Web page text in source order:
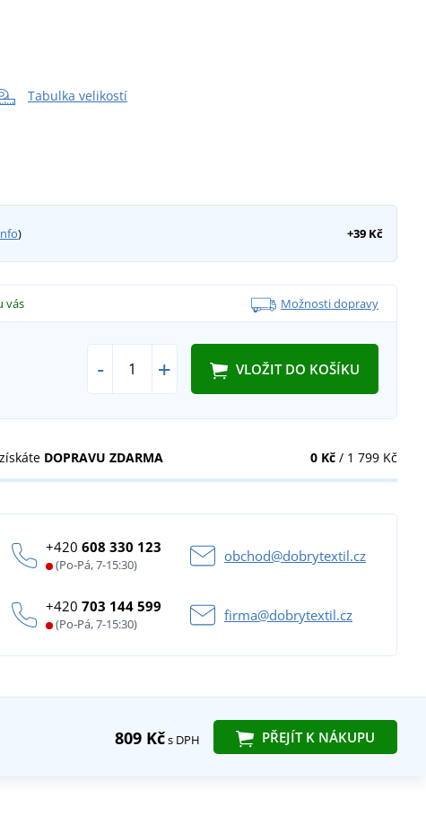
Tabulka velikostí
) +39 Kč
vás Možnosti dopravy
- + VLOŽIT DO KOŠÍKU
0 Kč/ 1 799 Kč
DOPRAVU ZDARMA
+420608 330 123
(Po-Pá, 7-15:30)
obchod@dobrytextil.cz
+420703 144 599
(Po-Pá, 7-15:30)
firma@dobrytextil.cz
809 Kčs DPH PŘEJÍT K NÁKUPU